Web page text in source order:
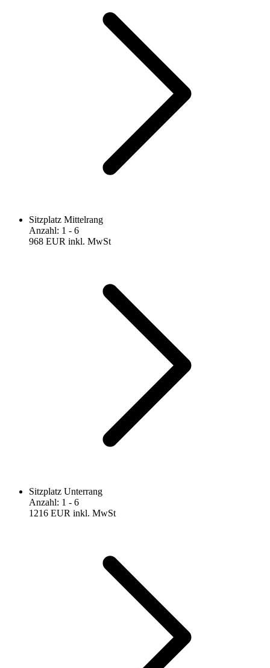
Sitzplatz Mittelrang
Anzahl: 1 - 6
968 EUR inkl. MwSt
Sitzplatz Unterrang
Anzahl: 1 - 6
1216 EUR inkl. MwSt